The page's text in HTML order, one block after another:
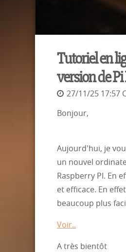
Tutoriel en
version de
27/11/25 17:57
Bonjour,
Aujourd'hui, je
un nouvel
Raspberry PI. En
et efficace. En
beaucoup plus
Voir..
A très bientôt